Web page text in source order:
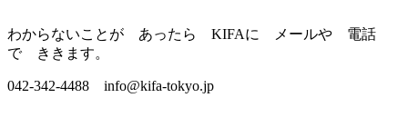
わからないことが あったら KIFAに メールや 電話
で ききます。
042-342-4488 info@kifa-tokyo.jp